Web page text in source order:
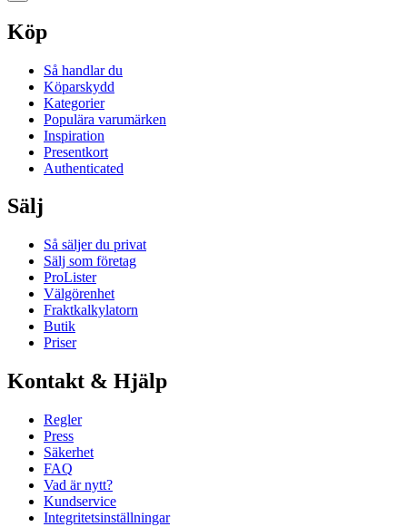
Köp
Så handlar du
Köparskydd
Kategorier
Populära varumärken
Inspiration
Presentkort
Authenticated
Sälj
Så säljer du privat
Sälj som företag
ProLister
Välgörenhet
Fraktkalkylatorn
Butik
Priser
Kontakt & Hjälp
Regler
Press
Säkerhet
FAQ
Vad är nytt?
Kundservice
Integritetsinställningar